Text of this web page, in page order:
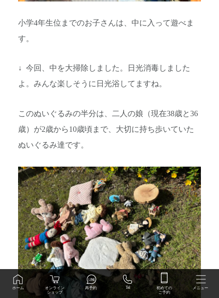
小学4年生位までのお子さんは、中に入って遊べま
す。
↓ 今回、中を大掃除しました。日光消毒しました
よ。みんな楽しそうに日光浴してますね。
このぬいぐるみの半分は、二人の娘（現在38歳と36
歳）が2歳から10歳頃まで、大切に持ち歩いていた
ぬいぐるみ達です。
ホーム
オンライン
ショップ
再予約 Tel
初めての
ご予約
メニュー